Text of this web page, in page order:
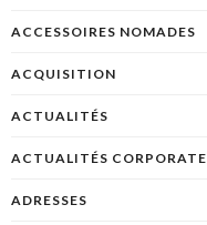
ACCESSOIRES NOMADES
ACQUISITION
ACTUALITÉS
ACTUALITÉS CORPORATE
ADRESSES